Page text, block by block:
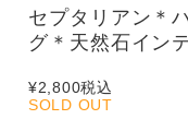
セプタリアン＊
グ＊天然石イン
¥2,800税込
SOLD OUT